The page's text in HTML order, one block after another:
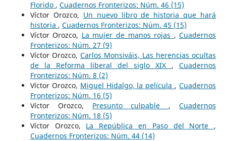
Florido , Cuadernos Fronterizos: Núm. 46 (15)
Víctor Orozco, Un nuevo libro de historia que hará
historia , Cuadernos Fronterizos: Núm. 45 (15)
Víctor Orozco, La mujer de manos rojas ,Cuadernos
Fronterizos: Núm. 27 (9)
Víctor Orozco, Carlos Monsiváis, Las herencias ocultas
de la Reforma liberal del siglo XIX ,Cuadernos
Fronterizos: Núm. 8 (2)
Víctor Orozco, Miguel Hidalgo, la película ,Cuadernos
Fronterizos: Núm. 16 (5)
Víctor Orozco, Presunto culpable ,Cuadernos
Fronterizos: Núm. 18 (5)
Víctor Orozco, La República en Paso del Norte ,
Cuadernos Fronterizos: Núm. 44 (14)